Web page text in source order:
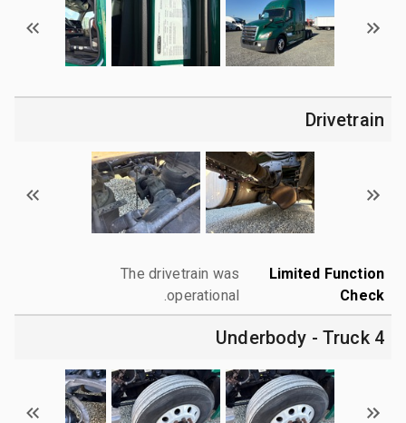
Drivetrain
Limited Function
Check
The drivetrain was
operational.
4 Underbody - Truck